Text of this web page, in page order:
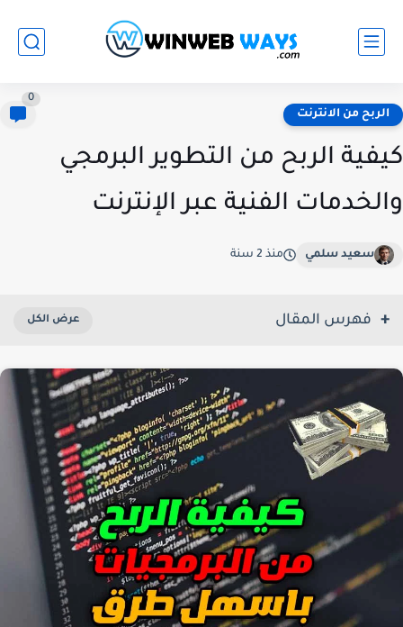
الربح من الانترنت
0
كيفية الربح من التطوير البرمجي
والخدمات الفنية عبر الإنترنت
سعيد سلمي منذ 2 سنة
فهرس المقال